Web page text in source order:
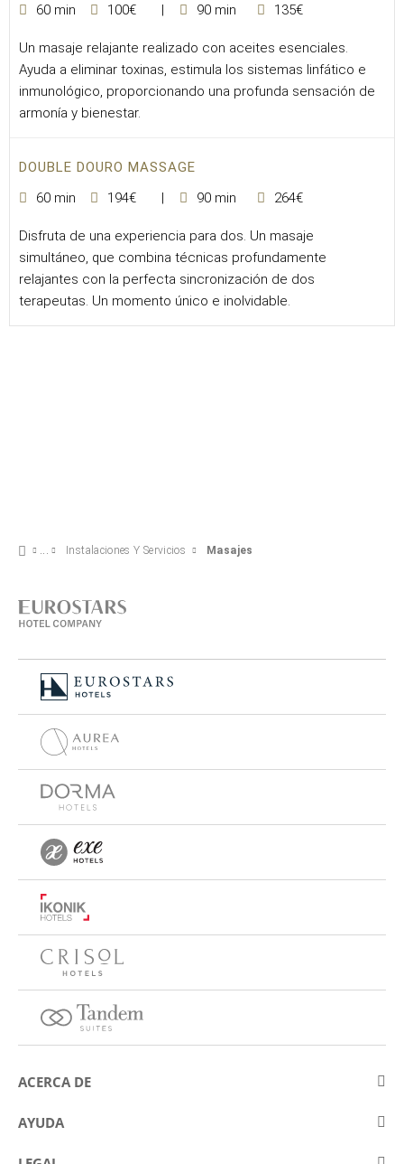
60 min
100€ 90 min 135€
Un masaje relajante realizado con aceites esenciales.
Ayuda a eliminar toxinas, estimula los sistemas linfático e
inmunológico, proporcionando una profunda sensación de
armonía y bienestar.
DOUBLE DOURO MASSAGE
60 min
194€ 90 min 264€
Disfruta de una experiencia para dos. Un masaje
simultáneo, que combina técnicas profundamente
relajantes con la perfecta sincronización de dos
terapeutas. Un momento único e inolvidable.
Instalaciones Y Servicios Masajes
ACERCA DE
Sobre Eurostars Hotel Company
AYUDA
Contactar